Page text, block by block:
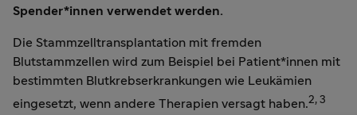
Spender*innen verwendet werden.
Die Stammzelltransplantation mit fremden
Blutstammzellen wird zum Beispiel bei Patient*innen mit
bestimmten Blutkrebserkrankungen wie Leukämien
eingesetzt, wenn andere Therapien versagt haben.2, 3